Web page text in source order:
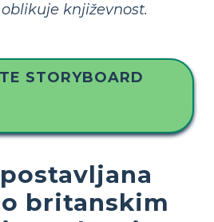
oblikuje književnost.
STORYBOARD
britanskim